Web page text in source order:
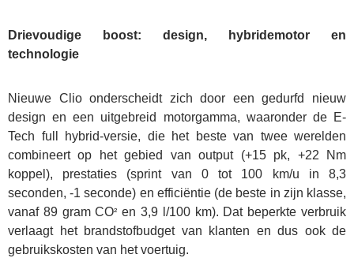
Drievoudige boost: design, hybridemotor en
technologie
Nieuwe Clio onderscheidt zich door een gedurfd nieuw
design en een uitgebreid motorgamma, waaronder de E-
Tech full hybrid-versie, die het beste van twee werelden
combineert op het gebied van output (+15 pk, +22 Nm
koppel), prestaties (sprint van 0 tot 100 km/u in 8,3
seconden, -1 seconde) en efficiëntie (de beste in zijn klasse,
vanaf 89 gram CO² en 3,9 l/100 km). Dat beperkte verbruik
verlaagt het brandstofbudget van klanten en dus ook de
gebruikskosten van het voertuig.